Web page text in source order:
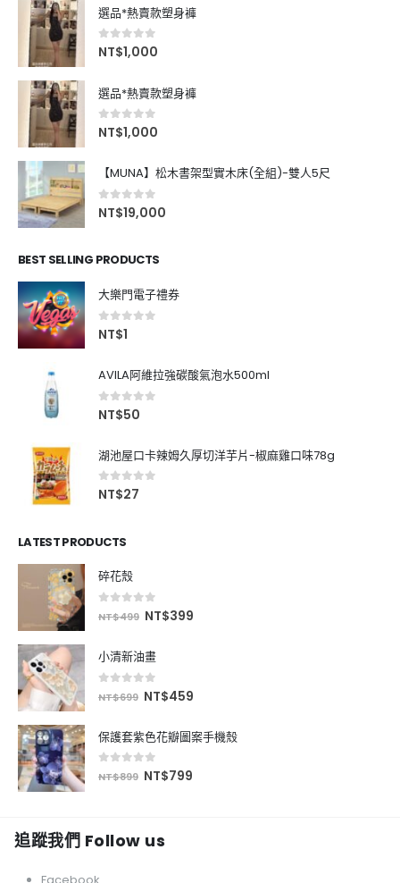
選品*熱賣款塑身褲
0out of 5
NT$1,000
選品*熱賣款塑身褲
0out of 5
NT$1,000
【MUNA】松木書架型實木床(全組)-雙人5尺
0out of 5
NT$19,000
BEST SELLING PRODUCTS
大樂門電子禮券
0out of 5
NT$1
AVILA阿維拉強碳酸氣泡水500ml
0out of 5
NT$50
湖池屋口卡辣姆久厚切洋芋片-椒麻雞口味78g
0out of 5
NT$27
LATEST PRODUCTS
碎花殼
out of 5
NT$499 NT$399
小清新油畫
out of 5
NT$699 NT$459
保護套紫色花瓣圖案手機殼
out of 5
NT$899 NT$799
追蹤我們 Follow us
Facebook